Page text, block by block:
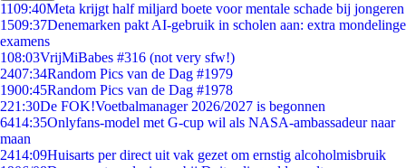
1109:40Meta krijgt half miljard boete voor mentale schade bij jongeren
1509:37Denemarken pakt AI-gebruik in scholen aan: extra mondelinge
examens
108:03VrijMiBabes #316 (not very sfw!)
2407:34Random Pics van de Dag #1979
1900:45Random Pics van de Dag #1978
221:30De FOK!Voetbalmanager 2026/2027 is begonnen
6414:35Onlyfans-model met G-cup wil als NASA-ambassadeur naar
maan
2414:09Huisarts per direct uit vak gezet om ernstig alcoholmisbruik